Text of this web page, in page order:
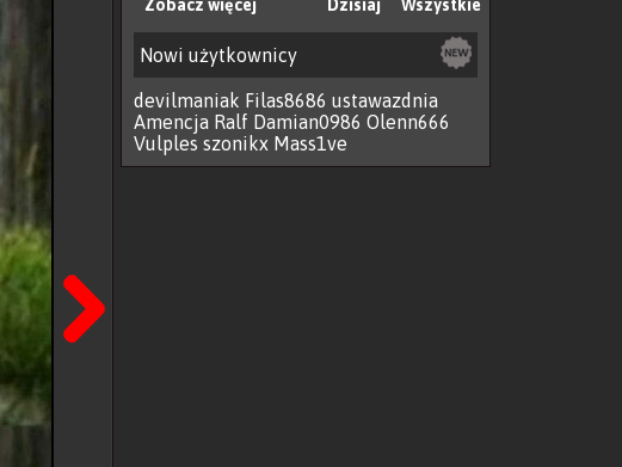
Zobacz więcej
Dzisiaj Wszystkie
Nowi użytkownicy
devilmaniak Filas8686 ustawazdnia
Amencja Ralf Damian0986 Olenn666
Vulples szonikx Mass1ve